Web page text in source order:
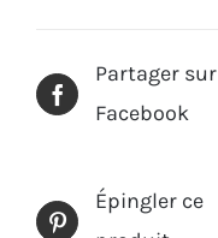
Partager sur
Facebook
Épingler ce